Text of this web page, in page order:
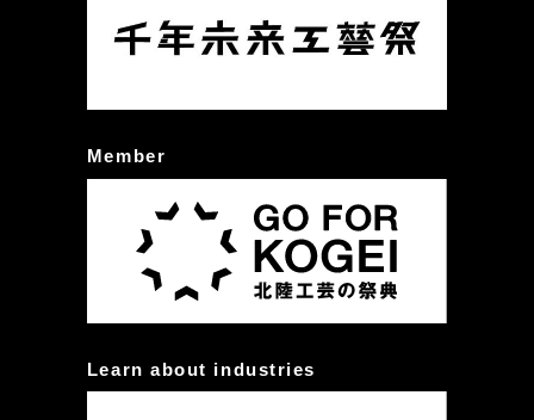
Member
Learn about industries